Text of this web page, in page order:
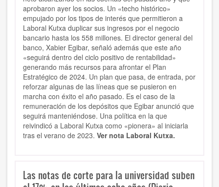
aprobaron ayer los socios. Un «techo histórico»
empujado por los tipos de interés que permitieron a
Laboral Kutxa duplicar sus ingresos por el negocio
bancario hasta los 558 millones. El director general del
banco, Xabier Egibar, señaló además que este año
«seguirá dentro del ciclo positivo de rentabilidad»
generando más recursos para afrontar el Plan
Estratégico de 2024. Un plan que pasa, de entrada, por
reforzar algunas de las líneas que se pusieron en
marcha con éxito el año pasado. Es el caso de la
remuneración de los depósitos que Egibar anunció que
seguirá manteniéndose. Una política en la que
reivindicó a Laboral Kutxa como «pionera» al iniciarla
tras el verano de 2023. Ver nota Laboral Kutxa.
Las notas de corte para la universidad suben